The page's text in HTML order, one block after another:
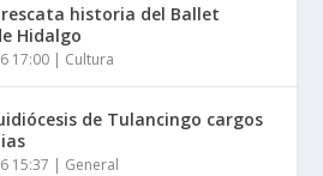
rescata historia del Ballet
Hidalgo
17:00 | Cultura
de Tulancingo cargos
15:37 | General